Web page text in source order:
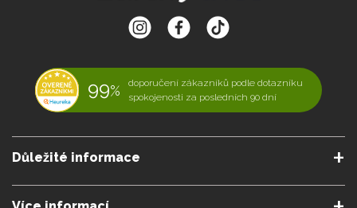
99%
doporučení zákazníků podle dotazníku
spokojenosti za posledních 90 dní
Důležité informace